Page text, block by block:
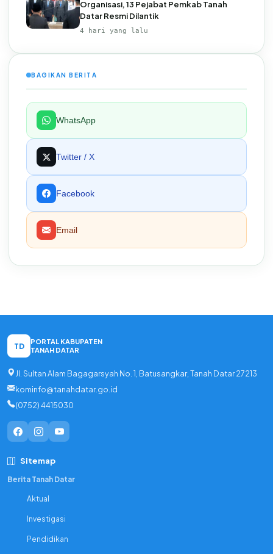
Organisasi, 13 Pejabat Pemkab Tanah
Datar Resmi Dilantik
4 hari yang lalu
BAGIKAN BERITA
WhatsApp
Twitter / X
Facebook
Email
TD
PORTAL KABUPATEN
TANAH DATAR
Jl. Sultan Alam Bagagarsyah No. 1, Batusangkar, Tanah Datar 27213
kominfo@tanahdatar.go.id
(0752) 4415030
Sitemap
Berita Tanah Datar
Aktual
Investigasi
Pendidikan